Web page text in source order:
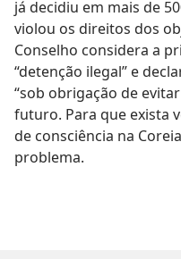
já decidiu em mais de
violou os direitos dos
Conselho considera a
“detenção ilegal” e
“sob obrigação de
futuro. Para que exista
de consciência na
problema.